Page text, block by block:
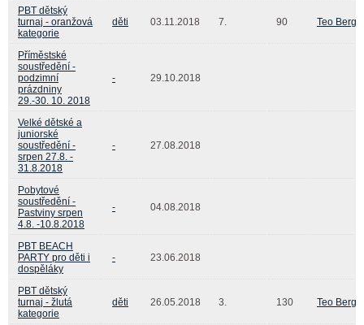
PBT dětský
turnaj - oranžová
kategorie
děti 03.11.2018 7. 90 Teo
Příměstské
soustředění -
podzimní
prázdniny
29.-30. 10. 2018
- 29.10.2018
Velké dětské a
juniorské
soustředění -
srpen 27.8. -
31.8.2018
- 27.08.2018
Pobytové
soustředění -
Pastviny srpen
4.8. -10.8.2018
- 04.08.2018
PBT BEACH
PARTY pro děti i
dospěláky
- 23.06.2018
PBT dětský
turnaj - žlutá
kategorie
děti 26.05.2018 3. 130 Teo